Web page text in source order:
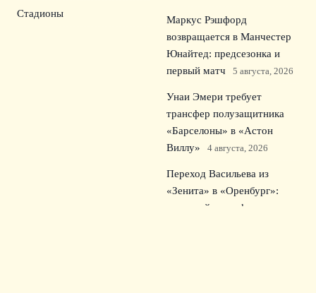
Стадионы
Маркус Рэшфорд
возвращается в Манчестер
Юнайтед: предсезонка и
первый матч
5 августа, 2026
Унаи Эмери требует
трансфер полузащитника
«Барселоны» в «Астон
Виллу»
4 августа, 2026
Переход Васильева из
«Зенита» в «Оренбург»:
ключевой трансфер для